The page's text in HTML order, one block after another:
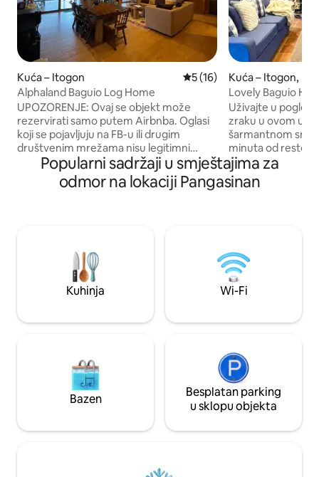
Kuća – Itogon Prosječna ocjena: 5/5,
5 (16)
Alphaland Baguio Log Home
UPOZORENJE: Ovaj se objekt može
rezervirati samo putem Airbnba. Oglasi
koji se pojavljuju na FB-u ili drugim
društvenim mrežama nisu legitimni
Uživajte u planinskom zraku i pogledu iz
ove mirne i prostrane brvnare na
najprestižnijoj adresi u regiji. Naš smještaj
potpuno opremljenu kuhinju, unutarnji i
vanjski prostor za sjedenje i blagovaonski
prostor, kamin i vanjski roštilj. Udaljeno je
20 minuta vožnje automobilom od Camp
nalaze se u krugu od 3 km.
Kuća – Itogon,
Lovely Baguio Home | Kamini |
planinu |
Uživajte u
zraku u ovom
šarmantnom
minuta od restorana i atrakcija kao što su
Camp John Hay,
Mansion House i
obitelji i grupe
blagovaonicu na
stražnje dvorište;
karaoke uređaj i
žele raditi od
Popularni sadržaji u smještajima za
odmor na lokaciji Pangasinan
Kuhinja Wi-Fi
Bazen
Besplatan parking
u sklopu objekta